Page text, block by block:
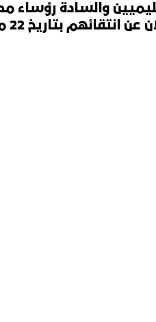
والسادة رؤساء
بتاريخ 22 مارس 2023